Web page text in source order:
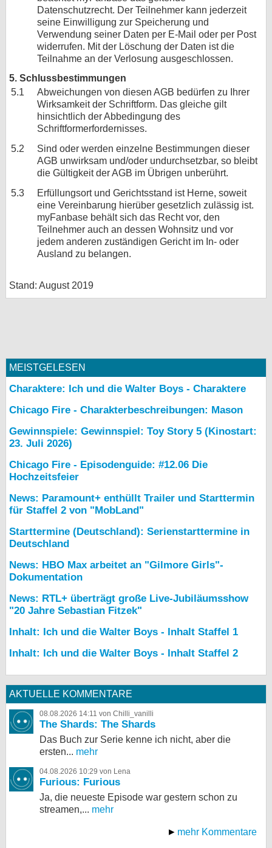
Datenschutzrecht. Der Teilnehmer kann jederzeit
seine Einwilligung zur Speicherung und
Verwendung seiner Daten per E-Mail oder per Post
widerrufen. Mit der Löschung der Daten ist die
Teilnahme an der Verlosung ausgeschlossen.
5. Schlussbestimmungen
5.1
Abweichungen von diesen AGB bedürfen zu Ihrer
Wirksamkeit der Schriftform. Das gleiche gilt
hinsichtlich der Abbedingung des
Schriftformerfordernisses.
5.2
Sind oder werden einzelne Bestimmungen dieser
AGB unwirksam und/oder undurchsetzbar, so bleibt
die Gültigkeit der AGB im Übrigen unberührt.
5.3
Erfüllungsort und Gerichtsstand ist Herne, soweit
eine Vereinbarung hierüber gesetzlich zulässig ist.
myFanbase behält sich das Recht vor, den
Teilnehmer auch an dessen Wohnsitz und vor
jedem anderen zuständigen Gericht im In- oder
Ausland zu belangen.
Stand: August 2019
MEISTGELESEN
Charaktere: Ich und die Walter Boys - Charaktere
Chicago Fire - Charakterbeschreibungen: Mason
Gewinnspiele: Gewinnspiel: Toy Story 5 (Kinostart:
23. Juli 2026)
Chicago Fire - Episodenguide: #12.06 Die
Hochzeitsfeier
News: Paramount+ enthüllt Trailer und Starttermin
für Staffel 2 von "MobLand"
Starttermine (Deutschland): Serienstarttermine in
Deutschland
News: HBO Max arbeitet an "Gilmore Girls"-
Dokumentation
News: RTL+ überträgt große Live-Jubiläumsshow
"20 Jahre Sebastian Fitzek"
Inhalt: Ich und die Walter Boys - Inhalt Staffel 1
Inhalt: Ich und die Walter Boys - Inhalt Staffel 2
AKTUELLE KOMMENTARE
08.08.2026 14:11 von Chilli_vanilli
The Shards: The Shards
Das Buch zur Serie kenne ich nicht, aber die
ersten... mehr
04.08.2026 10:29 von Lena
Furious: Furious
Ja, die neueste Episode war gestern schon zu
streamen,... mehr
mehr Kommentare